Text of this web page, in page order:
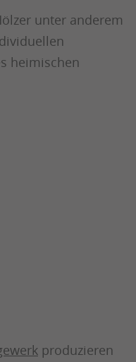
unter anderem
heimischen
produzieren